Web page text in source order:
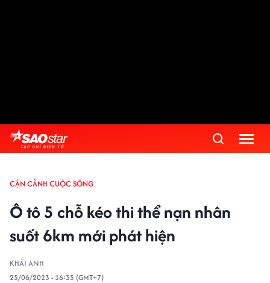
CẬN CẢNH CUỘC SỐNG
Ô tô 5 chỗ kéo thi thể nạn nhân
suốt 6km mới phát hiện
KHẢI ANH
25/06/2023 - 16:35 (GMT+7)